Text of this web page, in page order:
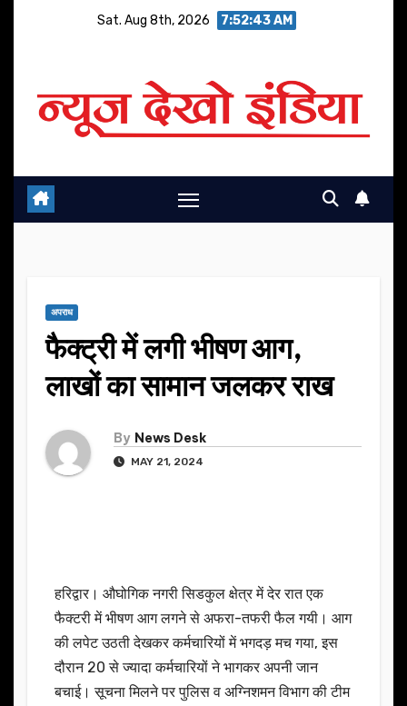
Sat. Aug 8th, 2026 7:52:44 AM
अपराध
फैक्ट्री में लगी भीषण आग,
लाखों का सामान जलकर राख
By News Desk
MAY 21, 2024
हरिद्वार। औघोगिक नगरी सिडकुल क्षेत्र में देर रात एक
फैक्टरी में भीषण आग लगने से अफरा-तफरी फैल गयी। आग
की लपेट उठती देखकर कर्मचारियों में भगदड़ मच गया, इस
दौरान 20 से ज्यादा कर्मचारियों ने भागकर अपनी जान
बचाई। सूचना मिलने पर पुलिस व अग्निशमन विभाग की टीम